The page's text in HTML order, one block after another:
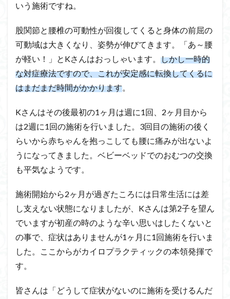
いう施術ですね。
股関節と腰椎の可動性が回復してくると身体の前屈の
可動域は大きくなり、姿勢が伸びてきます。「あ～腰
が軽い！」とKさんはおっしゃいます。 しかし一時的
な対症療法ですので、これが安定感に転換してくるに
はまだまだ時間がかかります。
Kさんはその後最初の1ヶ月は週に1回、2ヶ月目から
は2週に1回の施術を行いました。3回目の施術の後く
らいから赤ちゃんを抱っこしても腰に痛みが出ないよ
うになってきました。ベビーベッドでのおむつの交換
も平気なようです。
施術開始から2ヶ月が過ぎたころには日常生活には差
し支えない状態になりましたが、Kさんは第2子を望ん
でいますが初産の時のような辛い思いはしたくないと
の事で、症状はありませんが1ヶ月に1回施術を行いま
した。ここからがカイロプラクティックの本領発揮で
す。
皆さんは「どうして症状がないのに施術を受けるんだ